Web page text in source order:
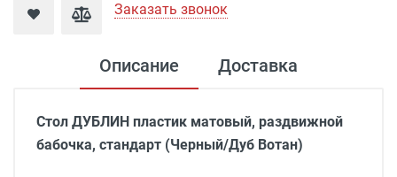
Заказать звонок
Описание Доставка
Стол ДУБЛИН пластик матовый, раздвижной
бабочка, стандарт (Черный/Дуб Вотан)